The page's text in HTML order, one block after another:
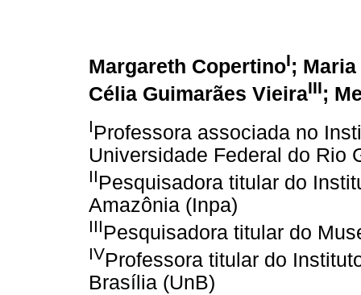
Margareth CopertinoI;
Célia Guimarães VieiraIII;
IProfessora associada no
Universidade Federal do Rio
IIPesquisadora titular do
Amazônia (Inpa)
IIIPesquisadora titular do
IVProfessora titular do
Brasília (UnB)